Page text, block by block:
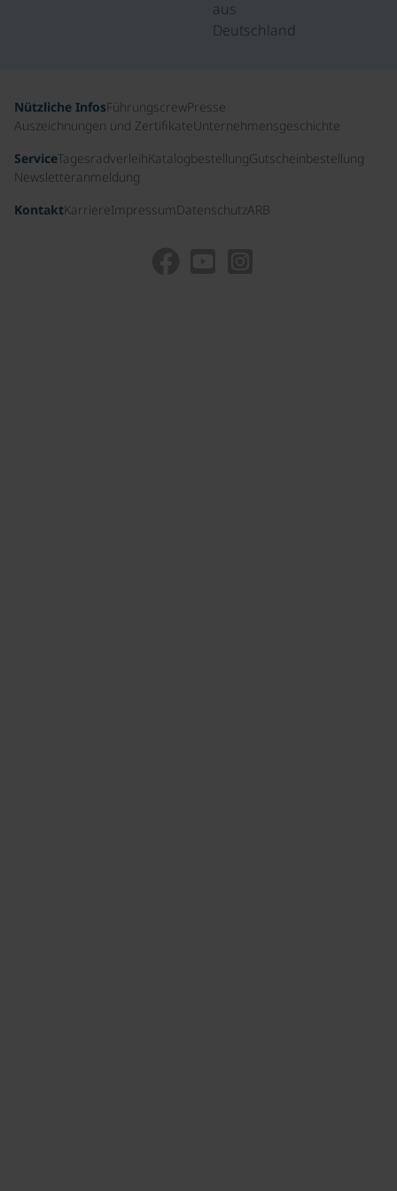
aus
Deutschland
Nützliche InfosFührungscrewPresse
Auszeichnungen und ZertifikateUnternehmensgeschichte
ServiceTagesradverleihKatalogbestellungGutscheinbestellung
Newsletteranmeldung
KontaktKarriereImpressum DatenschutzARB